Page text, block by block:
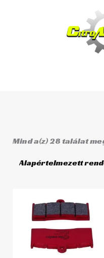
Mind a(z) 28 találat